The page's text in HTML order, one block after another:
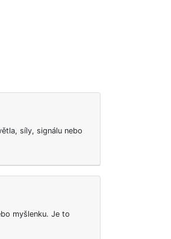
síly, signálu nebo
myšlenku. Je to